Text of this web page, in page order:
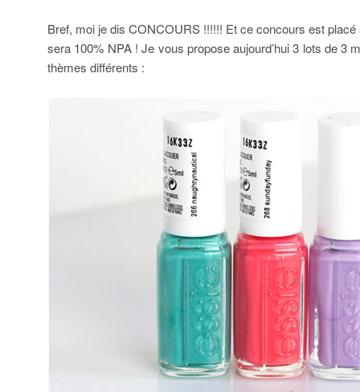
Bref, moi je dis CONCOURS !!!!!! Et ce concours est
sera 100% NPA ! Je vous propose aujourd’hui 3 lots de 3
thèmes différents :